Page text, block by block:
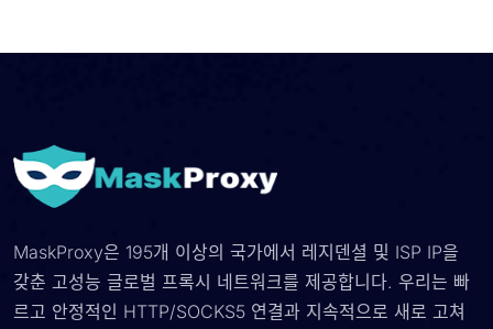
MaskProxy은 195개 이상의 국가에서 레지덴셜 및 ISP IP을
갖춘 고성능 글로벌 프록시 네트워크를 제공합니다. 우리는 빠
르고 안정적인 HTTP/SOCKS5 연결과 지속적으로 새로 고쳐